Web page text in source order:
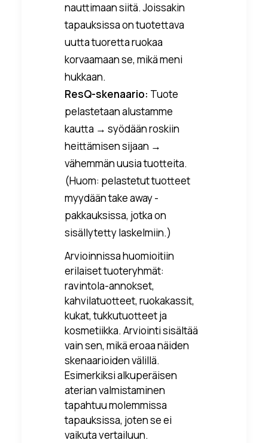
nauttimaan siitä. Joissakin
tapauksissa on tuotettava
uutta tuoretta ruokaa
korvaamaan se, mikä meni
hukkaan.
ResQ-skenaario: Tuote
pelastetaan alustamme
kautta → syödään roskiin
heittämisen sijaan →
vähemmän uusia tuotteita.
(Huom: pelastetut tuotteet
myydään take away -
pakkauksissa, jotka on
sisällytetty laskelmiin.)
Arvioinnissa huomioitiin
erilaiset tuoteryhmät:
ravintola-annokset,
kahvilatuotteet, ruokakassit,
kukat, tukkutuotteet ja
kosmetiikka. Arviointi sisältää
vain sen, mikä eroaa näiden
skenaarioiden välillä.
Esimerkiksi alkuperäisen
aterian valmistaminen
tapahtuu molemmissa
tapauksissa, joten se ei
vaikuta vertailuun.